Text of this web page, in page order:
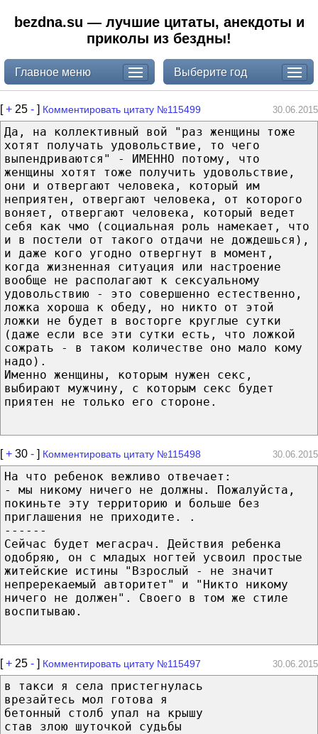
bezdna.su — лучшие цитаты, анекдоты и
приколы из бездны!
Главное меню Выберите год
[+ 25 - ] Комментировать цитату №115499 30.06.2015
Да, на коллективный вой "раз женщины тоже
хотят получать удовольствие, то чего
выпендриваются" - ИМЕННО потому, что
женщины хотят тоже получить удовольствие,
они и отвергают человека, который им
неприятен, отвергают человека, от которого
воняет, отвергают человека, который ведет
себя как чмо (социальная роль намекает, что
и в постели от такого отдачи не дождешься),
и даже кого угодно отвергнут в момент,
когда жизненная ситуация или настроение
вообще не располагают к сексуальному
удовольствию - это совершенно естественно,
ложка хороша к обеду, но никто от этой
ложки не будет в восторге круглые сутки
(даже если все эти сутки есть, что ложкой
сожрать - в таком количестве оно мало кому
надо).
Именно женщины, которым нужен секс,
выбирают мужчину, с которым секс будет
приятен не только его стороне.
[+ 30 - ] Комментировать цитату №115498 30.06.2015
На что ребенок вежливо отвечает:
- мы никому ничего не должны. Пожалуйста,
покиньте эту территорию и больше без
приглашения не приходите. .
------
Сейчас будет мегасрач. Действия ребенка
одобряю, он с младых ногтей усвоил простые
житейские истины "Взрослый - не значит
непререкаемый авторитет" и "Никто никому
ничего не должен". Своего в том же стиле
воспитываю.
[+ 25 - ] Комментировать цитату №115497 30.06.2015
в такси я села пристегнулась
врезайтесь мол готова я
бетонный столб упал на крышу
став злою шуточкой судьбы